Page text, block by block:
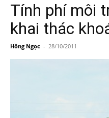
Tính phí môi
khai thác
Hồng Ngọc - 28/10/2011